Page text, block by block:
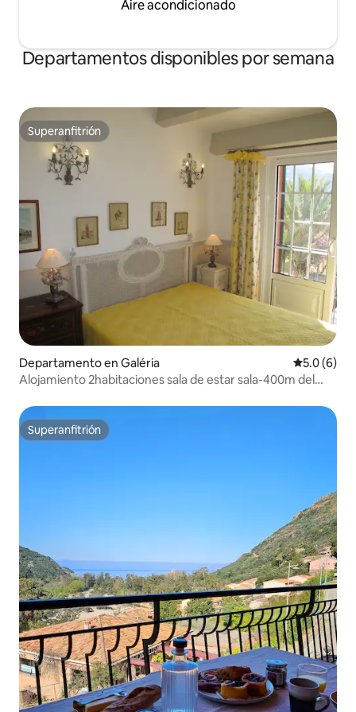
Aire acondicionado
Departamentos disponibles por semana
Superanfitrión
Superanfitrión
Departamento en Galéria
5.0 (6)
Alojamiento 2habitaciones sala de estar sala-400m del
Superanfitrión
Superanfitrión